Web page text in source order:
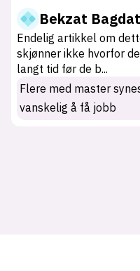
Bekzat Bagdat
Endelig artikkel om
skjønner ikke hvorfor
langt tid før de b...
Flere med master
vanskelig å få jobb